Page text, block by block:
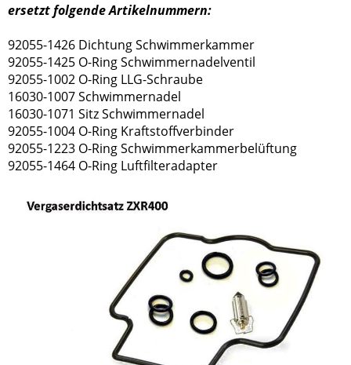
ersetzt folgende Artikelnummern:
92055-1426 Dichtung Schwimmerkammer
92055-1425 O-Ring Schwimmernadelventil
92055-1002 O-Ring LLG-Schraube
16030-1007 Schwimmernadel
16030-1071 Sitz Schwimmernadel
92055-1004 O-Ring Kraftstoffverbinder
92055-1223 O-Ring Schwimmerkammerbelüftung
92055-1464 O-Ring Luftfilteradapter